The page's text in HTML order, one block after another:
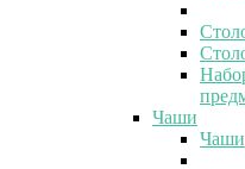
Чаши
Чаши